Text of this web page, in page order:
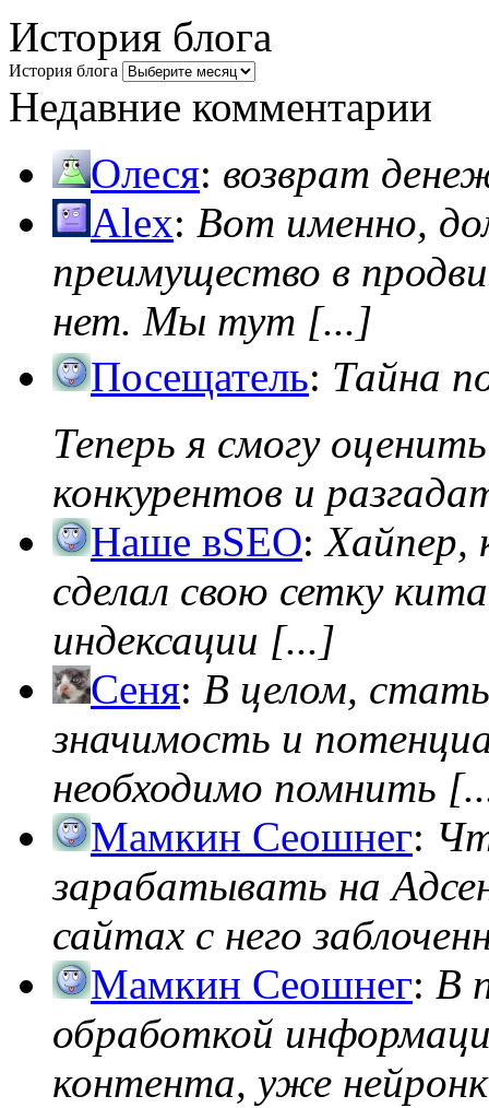
История блога
История блога
Недавние комментарии
Олеся: возврат
Alex: Вот именно,
преимущество в
нет. Мы тут [...]
Посещатель: Тайна
Теперь я смогу
конкурентов и
Наше вSEO:Хайпер,
сделал свою сетку
индексации [...]
Сеня: В целом,
значимость и
необходимо помнить
Мамкин Сеошнег:
зарабатывать на
сайтах с него
Мамкин Сеошнег: В
обработкой
контента, уже